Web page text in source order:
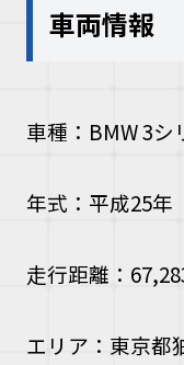
車両情報
車種：BMW 3シ
年式：平成25年
走行距離：
エリア：東京都